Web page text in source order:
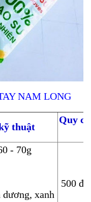
NAM LONG
thuật
Quy
- 70g
xanh
500